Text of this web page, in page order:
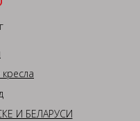
И БЕЛАРУСИ